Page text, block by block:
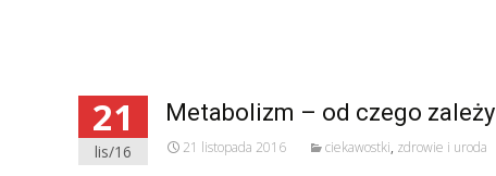
21
lis/16
Metabolizm – od czego zależy
21 listopada 2016 ciekawostki, zdrowie i uroda